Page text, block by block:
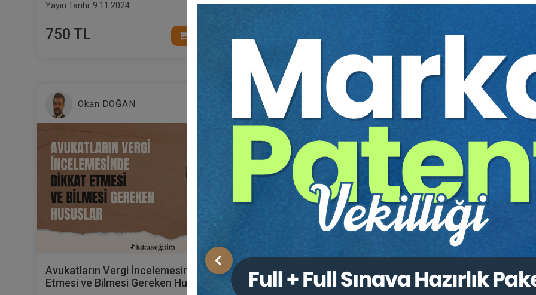
Önceki
Yayın Tarihi: 9.11.2024
750 TL Sepete Ekle
Yayın Tarihi: 24.04.2024
300 TL Sepete Ekle
Okan DOĞAN
Avukatların Vergi İncelemesinde Dikkat
Etmesi ve Bilmesi Gereken Hususlar Video
Sadettin BULUTOĞLU
Avukatlar İçin Ofis Açmadan Önce
Girişimcilik Hakkında Bilinmesi Gereken Her